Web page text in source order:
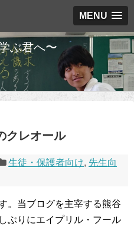
MENU
ぶ君へ〜
クレオール
生徒・保護者向け, 先生向
。当ブログを主宰する熊谷
ぶりにエイプリル・フール